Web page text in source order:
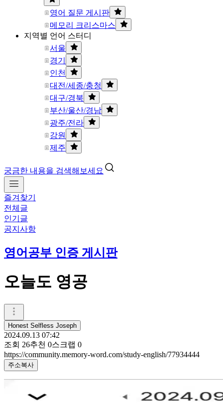
영어 질문 게시판
메모리 크리스마스
지역별 언어 스터디
서울
경기
인천
대전/세종/충청
대구/경북
부산/울산/경남
광주/전라
강원
제주
궁금한 내용을 검색해보세요
즐겨찾기
전체글
인기글
공지사항
영어공부 인증 게시판
오늘도 영공
Honest Selfless Joseph
2024.09.13 07:42
조회 26추천 0스크랩 0
https://community.memory-word.com/study-english/77934444
주소복사